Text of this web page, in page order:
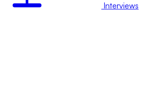
Interviews